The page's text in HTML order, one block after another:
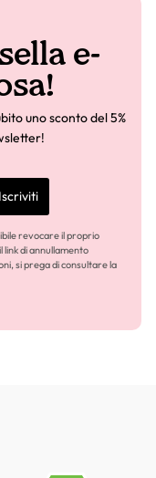
e-
uno sconto del 5%
Iscriviti
revocare il proprio
link di annullamento
si prega di consultare la